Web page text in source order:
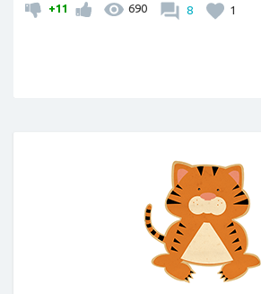
+11 690 8 1